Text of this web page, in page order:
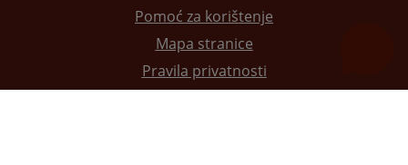
Pomoć za korištenje
Mapa stranice
Pravila privatnosti